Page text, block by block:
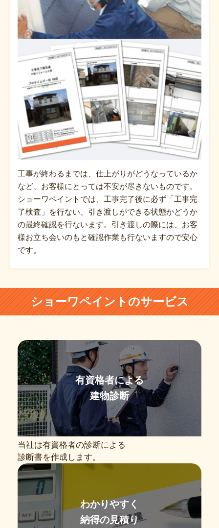
工事が終わるまでは、仕上がりがどうなっているか
など、お客様にとっては不安が尽きないものです。
ショーワペイントでは、工事完了後に必ず「工事完
了検査」を行ない、引き渡しができる状態かどうか
の最終確認を行ないます。引き渡しの際には、お客
様お立ち会いのもと確認作業も行ないますので安心
です。
ショーワペイントのサービス
有資格者による
建物診断
当社は有資格者の診断による
診断書を作成します。
わかりやすく
納得の見積り